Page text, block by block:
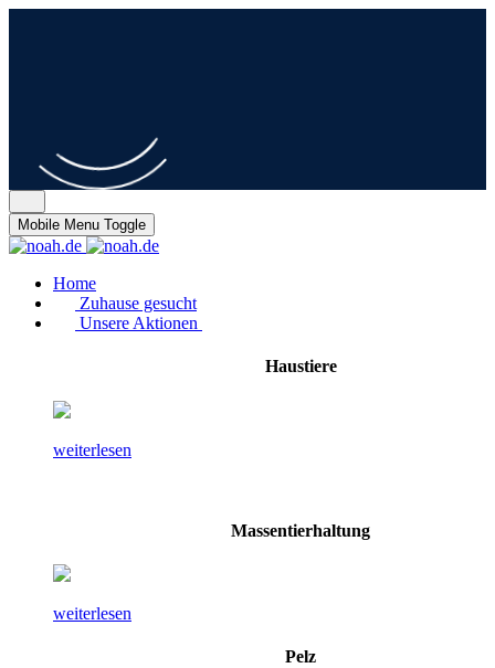
Mobile Menu Toggle
Home
Zuhause gesucht
Unsere Aktionen
Haustiere
weiterlesen
Massentierhaltung
weiterlesen
Pelz